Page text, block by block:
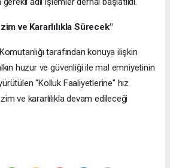
ve Kararlılıkla Sürecek"
tarafından konuya ilişkin
huzur ve güvenliği ile mal emniyetinin
"Kolluk Faaliyetlerine" hız
ve kararlılıkla devam edileceği